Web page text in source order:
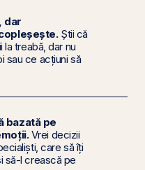
dar
Știi că
la treabă, dar nu
sau ce acțiuni să
bazată pe
Vrei decizii
care să îți
să-l crească pe